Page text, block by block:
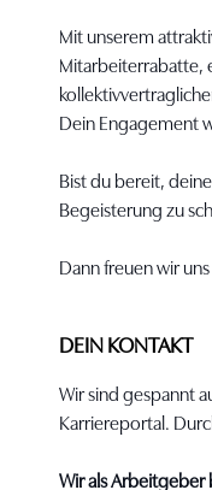
Mit unserem
Mitarbeiterrabatte,
Dein Engagement
Bist du bereit,
Begeisterung zu
Dann freuen wir
DEIN KONTAKT
Wir sind gespannt
Karriereportal.
Wir als Arbeitgeber